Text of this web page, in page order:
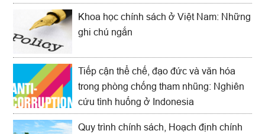
Khoa học chính sách ở Việt Nam: Những
ghi chú ngắn
Tiếp cận thể chế, đạo đức và văn hóa
trong phòng chống tham nhũng: Nghiên
cứu tình huống ở Indonesia
Quy trình chính sách, Hoạch định chính